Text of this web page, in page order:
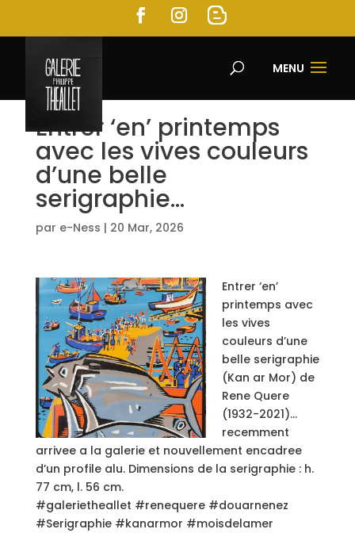
MENU
Entrer ‘en’ printemps
avec les vives couleurs
d’une belle
serigraphie…
par e-Ness | 20 Mar, 2026
Entrer ‘en’
printemps avec
les vives
couleurs d’une
belle serigraphie
(Kan ar Mor) de
Rene Quere
(1932-2021)…
recemment
arrivee a la galerie et nouvellement encadree
d’un profile alu. Dimensions de la serigraphie : h.
77 cm, l. 56 cm.
#galerietheallet #renequere #douarnenez
#Serigraphie #kanarmor #moisdelamer